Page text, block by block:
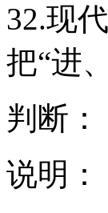
32.现
把“进
判断：
说明：